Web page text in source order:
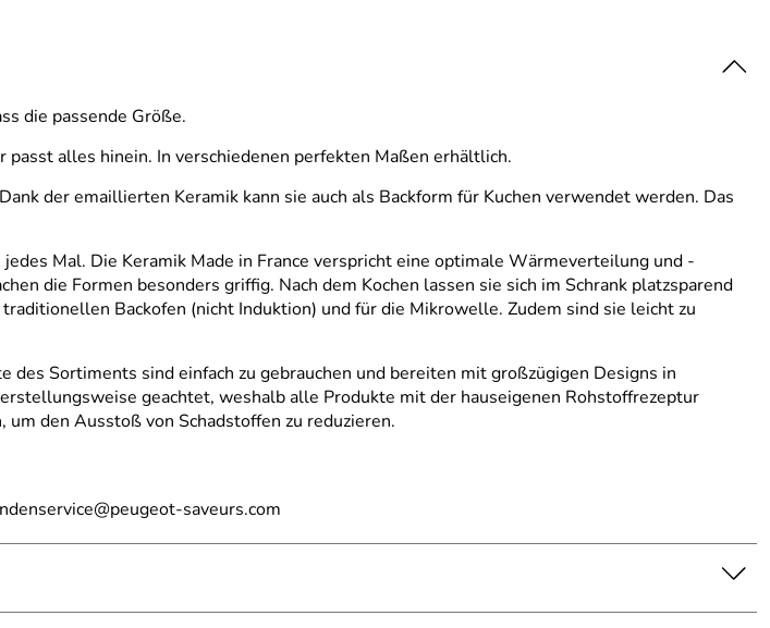
die passende Größe.
alles hinein. In verschiedenen perfekten Maßen erhältlich.
der emaillierten Keramik kann sie auch als Backform für Kuchen verwendet werden. Das
Mal. Die Keramik Made in France verspricht eine optimale Wärmeverteilung und -
die Formen besonders griffig. Nach dem Kochen lassen sie sich im Schrank platzsparend
Backofen (nicht Induktion) und für die Mikrowelle. Zudem sind sie leicht zu
Sortiments sind einfach zu gebrauchen und bereiten mit großzügigen Designs in
geachtet, weshalb alle Produkte mit der hauseigenen Rohstoffrezeptur
den Ausstoß von Schadstoffen zu reduzieren.
saveurs.com